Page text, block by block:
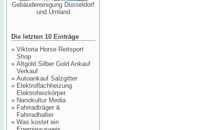
Gebäudereinigung Düsseldorf
und Umland
Die letzten 10 Einträge
» Viktoria Horse Reitsport
Shop
» Altgold Silber Gold Ankauf
Verkauf
» Autoankauf Salzgitter
» Elektroflachheizung
Elektroheizkörper
» Nanokultur Media
» Fahrradträger &
Fahrradhalter
» Was kostet ein